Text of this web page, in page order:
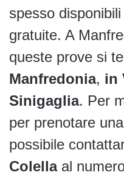
spesso
gratuite. A
queste prove si
Manfredonia, in
Sinigaglia. Per
per prenotare
possibile
Colella al